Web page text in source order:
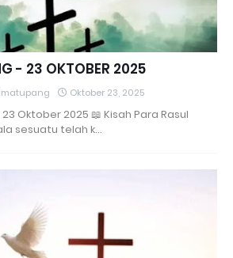
- 23 OKTOBER 2025
Oktober 23, 2025
Oktober 2025 📖 Kisah Para Rasul
sesuatu telah k…